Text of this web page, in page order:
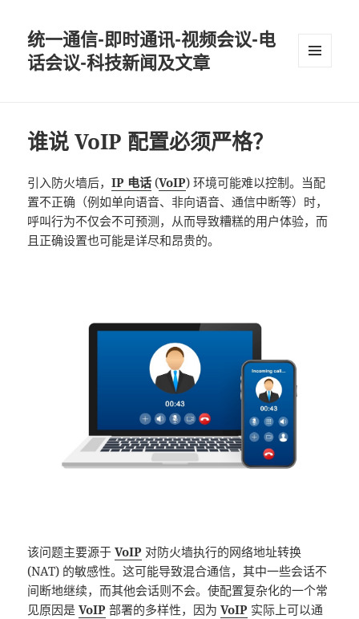
统一通信-即时通讯-视频会议-电
话会议-科技新闻及文章
谁说 VoIP 配置必须严格？
引入防火墙后，IP 电话 (VoIP) 环境可能难以控制。当配
置不正确（例如单向语音、非向语音、通信中断等）时，
呼叫行为不仅会不可预测，从而导致糟糕的用户体验，而
且正确设置也可能是详尽和昂贵的。
该问题主要源于VoIP 对防火墙执行的网络地址转换
(NAT) 的敏感性。这可能导致混合通信，其中一些会话不
间断地继续，而其他会话则不会。使配置复杂化的一个常
见原因是VoIP 部署的多样性，因为VoIP 实际上可以通